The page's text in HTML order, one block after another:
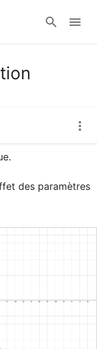
des paramètres